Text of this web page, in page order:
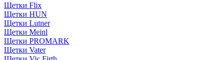
Щетки Flix
Щетки HUN
Щетки Lutner
Щетки Meinl
Щетки PROMARK
Щетки Vater